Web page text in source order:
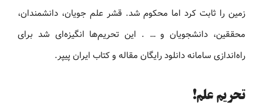
زمین را ثابت کرد اما محکوم شد. قشر علم جویان، دانشمندان،
محققین، دانشجویان و … . این تحریم‌ها انگیزه‌ای شد برای
راه‌اندازی سامانه دانلود رایگان مقاله و کتاب ایران پیپر.
تحریم علم!